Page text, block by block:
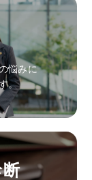
悩みに
。